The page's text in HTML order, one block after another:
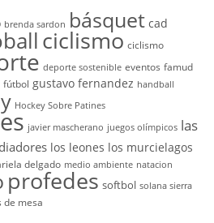
brenda sardon básquet cad
ciclismo ciclismo
deporte sostenible eventos famud
fútbol gustavo fernandez handball
Hockey Sobre Patines
javier mascherano juegos olímpicos las
los leones los murcielagos
delgado medio ambiente natacion
profedes softbol solana sierra
de mesa